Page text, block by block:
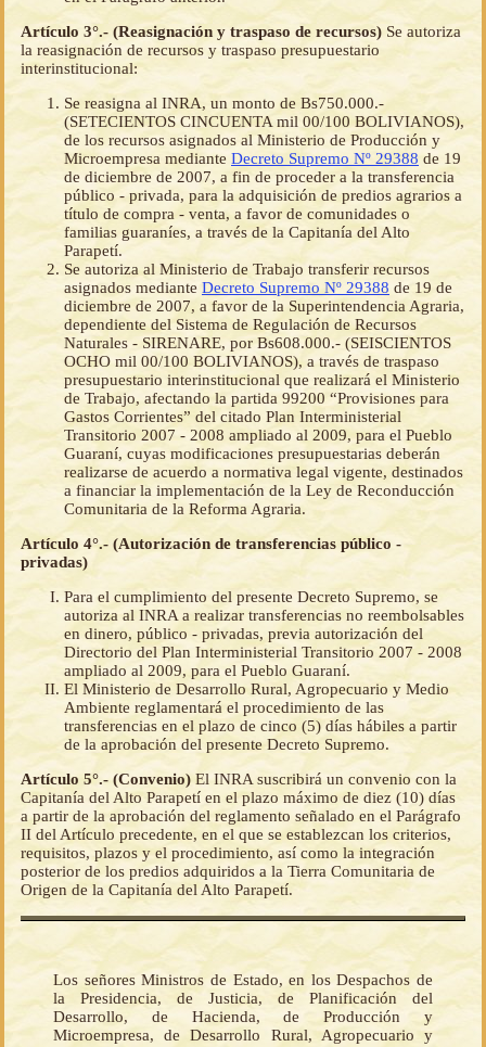
Artículo 3°.- (Reasignación y traspaso de recursos) Se autoriza
la reasignación de recursos y traspaso presupuestario
interinstitucional:
Se reasigna al INRA, un monto de Bs750.000.-
(SETECIENTOS CINCUENTA mil 00/100 BOLIVIANOS),
de los recursos asignados al Ministerio de Producción y
Microempresa mediante Decreto Supremo Nº 29388 de 19
de diciembre de 2007, a fin de proceder a la transferencia
público - privada, para la adquisición de predios agrarios a
título de compra - venta, a favor de comunidades o
familias guaraníes, a través de la Capitanía del Alto
Parapetí.
Se autoriza al Ministerio de Trabajo transferir recursos
asignados mediante Decreto Supremo Nº 29388 de 19 de
diciembre de 2007, a favor de la Superintendencia Agraria,
dependiente del Sistema de Regulación de Recursos
Naturales - SIRENARE, por Bs608.000.- (SEISCIENTOS
OCHO mil 00/100 BOLIVIANOS), a través de traspaso
presupuestario interinstitucional que realizará el Ministerio
de Trabajo, afectando la partida 99200 “Provisiones para
Gastos Corrientes” del citado Plan Interministerial
Transitorio 2007 - 2008 ampliado al 2009, para el Pueblo
Guaraní, cuyas modificaciones presupuestarias deberán
realizarse de acuerdo a normativa legal vigente, destinados
a financiar la implementación de la Ley de Reconducción
Comunitaria de la Reforma Agraria.
Artículo 4°.- (Autorización de transferencias público -
privadas)
Para el cumplimiento del presente Decreto Supremo, se
autoriza al INRA a realizar transferencias no reembolsables
en dinero, público - privadas, previa autorización del
Directorio del Plan Interministerial Transitorio 2007 - 2008
ampliado al 2009, para el Pueblo Guaraní.
El Ministerio de Desarrollo Rural, Agropecuario y Medio
Ambiente reglamentará el procedimiento de las
transferencias en el plazo de cinco (5) días hábiles a partir
de la aprobación del presente Decreto Supremo.
Artículo 5°.- (Convenio) El INRA suscribirá un convenio con la
Capitanía del Alto Parapetí en el plazo máximo de diez (10) días
a partir de la aprobación del reglamento señalado en el Parágrafo
II del Artículo precedente, en el que se establezcan los criterios,
requisitos, plazos y el procedimiento, así como la integración
posterior de los predios adquiridos a la Tierra Comunitaria de
Origen de la Capitanía del Alto Parapetí.
Los señores Ministros de Estado, en los Despachos de
la Presidencia, de Justicia, de Planificación del
Desarrollo, de Hacienda, de Producción y
Microempresa, de Desarrollo Rural, Agropecuario y